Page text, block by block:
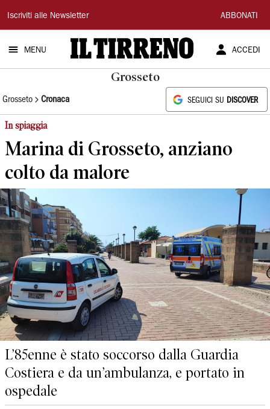
Il
Tirreno
Iscriviti alle Newsletter ABBONATI
MENU ACCEDI
Grosseto
Grosseto Cronaca SEGUICI SU DISCOVER
In spiaggia
Marina di Grosseto, anziano
colto da malore
L’85enne è stato soccorso dalla Guardia
Costiera e da un’ambulanza, e portato in
ospedale